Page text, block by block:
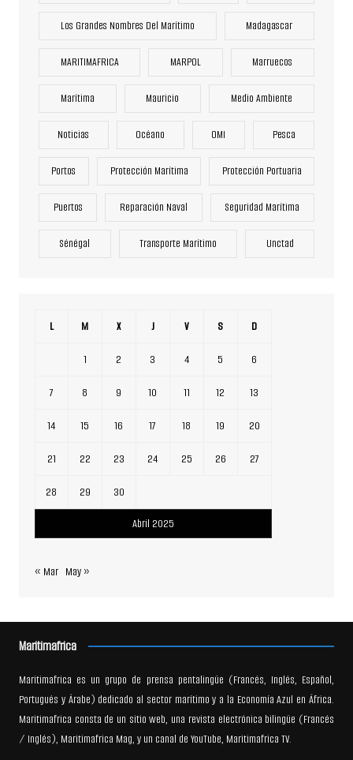
Los Grandes Nombres Del Marítimo Madagascar
MARITIMAFRICA MARPOL Marruecos
Marítima Mauricio Medio Ambiente
Noticias Océano OMI Pesca
Portos Protección Marítima Protección Portuaria
Puertos Reparación Naval Seguridad Marítima
Sénégal Transporte Marítimo Unctad
Abril 2025
L M X J V S D
1 2 3 4 5 6
7 8 9 10 11 12 13
14 15 16 17 18 19 20
21 22 23 24 25 26 27
28 29 30
« Mar May »
Maritimafrica
Maritimafrica es un grupo de prensa pentalingüe (Francés, Inglés, Español,
Portugués y Árabe) dedicado al sector marítimo y a la Economía Azul en África.
Maritimafrica consta de un sitio web, una revista electrónica bilingüe (Francés
/ Inglés), Maritimafrica Mag, y un canal de YouTube, Maritimafrica TV.